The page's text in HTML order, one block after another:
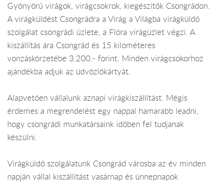
Gyönyörű virágok, virágcsokrok, kiegészítők Csongrádon.
A virágküldést Csongrádra a Virág a Világba virágküldő
szolgálat csongrádi üzlete, a Flóra virágüzlet végzi. A
kiszállítás ára Csongrád és 15 kilométeres
vonzáskörzetébe 3.200.- forint. Minden virágcsokorhoz
ajándékba adjuk az üdvözlőkártyát.
Alapvetően vállalunk aznapi virágkiszállítást. Mégis
érdemes a megrendelést egy nappal hamarabb leadni,
hogy csongrádi munkatársaink időben fel tudjanak
készülni.
Virágküldő szolgálatunk Csongrád városba az év minden
napján vállal kiszállítást vasárnap és ünnepnapok